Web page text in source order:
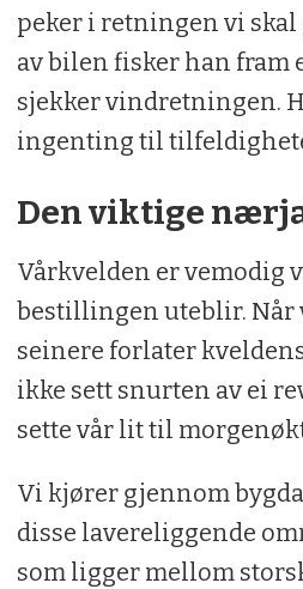
peker i retningen vi skal
av bilen fisker han fram
sjekker vindretningen.
ingenting til
Denviktige
Vårkvelden er vemodig
bestillingen uteblir. Når
seinere forlater
ikke sett snurten av ei
sette vår lit til
Vi kjører gjennom
disse lavereliggende
som ligger mellom